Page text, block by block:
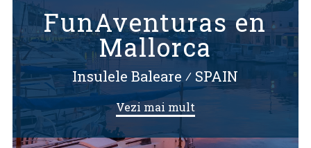
FunAventuras en
Mallorca
Insulele Baleare ⁄ SPAIN
Vezi mai mult